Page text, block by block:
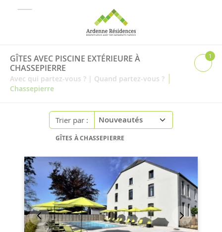
GÎTES AVEC PISCINE EXTÉRIEURE À
CHASSEPIERRE
Avec qui partez-vous ? | Quand partez-vous ? |
Chassepierre
1
Trier par :
GÎTES À CHASSEPIERRE